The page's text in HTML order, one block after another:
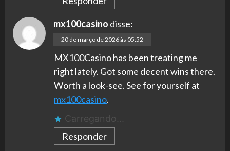
mx100casino disse:
20 de março de 2026 às 05:52
MX100Casino has been treating me
right lately. Got some decent wins there.
Worth a look-see. See for yourself at
mx100casino.
Carregando...
Responder